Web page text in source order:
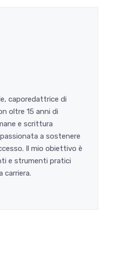
caporedattrice di
oltre 15 anni di
e scrittura
a sostenere
Il mio obiettivo è
e strumenti pratici
carriera.